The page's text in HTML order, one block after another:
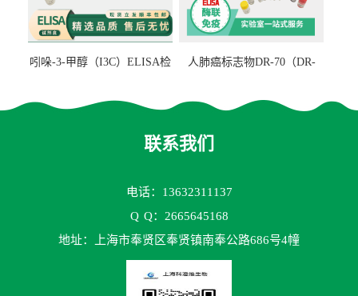
吲哚-3-甲醇（I3C）ELISA检
人肺癌标志物DR-70（DR-
联系我们
电话：13632311137
Q Q：2665645168
地址：上海市奉贤区奉贤镇南奉公路686号4幢